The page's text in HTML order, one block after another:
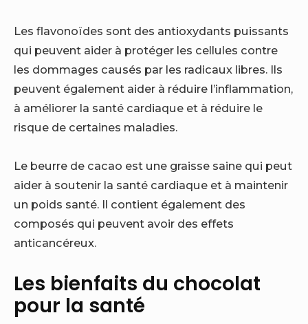
Les flavonoïdes sont des antioxydants puissants
qui peuvent aider à protéger les cellules contre
les dommages causés par les radicaux libres. Ils
peuvent également aider à réduire l’inflammation,
à améliorer la santé cardiaque et à réduire le
risque de certaines maladies.
Le beurre de cacao est une graisse saine qui peut
aider à soutenir la santé cardiaque et à maintenir
un poids santé. Il contient également des
composés qui peuvent avoir des effets
anticancéreux.
Les bienfaits du chocolat
pour la santé